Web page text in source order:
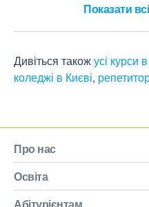
Показати
Дивіться такожусі курси
коледжі в Києві,
Про нас
Освіта
Абітурієнтам